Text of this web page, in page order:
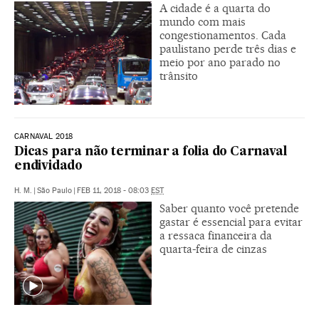
A cidade é a quarta do
mundo com mais
congestionamentos. Cada
paulistano perde três dias e
meio por ano parado no
trânsito
CARNAVAL 2018
Dicas para não terminar a folia do Carnaval
endividado
H. M. | São Paulo | FEB 11, 2018 - 08:03 EST
Saber quanto você pretende
gastar é essencial para evitar
a ressaca financeira da
quarta-feira de cinzas